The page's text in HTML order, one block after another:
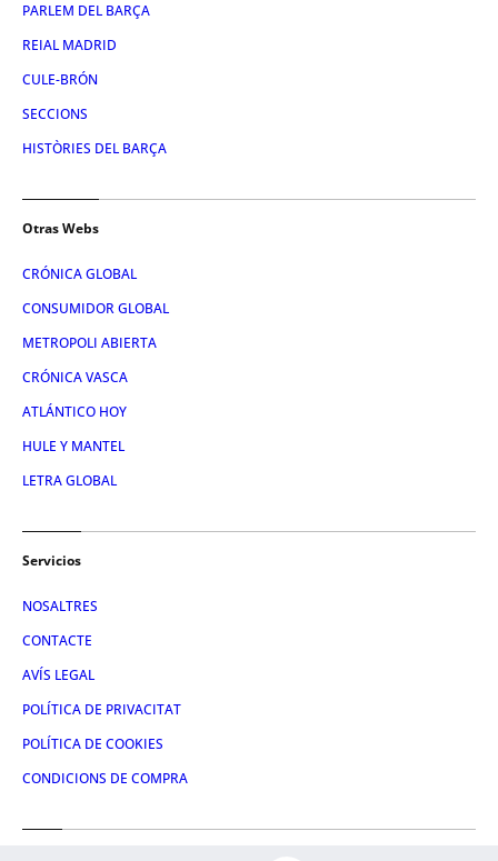
PARLEM DEL BARÇA
REIAL MADRID
CULE-BRÓN
SECCIONS
HISTÒRIES DEL BARÇA
Otras Webs
CRÓNICA GLOBAL
CONSUMIDOR GLOBAL
METROPOLI ABIERTA
CRÓNICA VASCA
ATLÁNTICO HOY
HULE Y MANTEL
LETRA GLOBAL
Servicios
NOSALTRES
CONTACTE
AVÍS LEGAL
POLÍTICA DE PRIVACITAT
POLÍTICA DE COOKIES
CONDICIONS DE COMPRA